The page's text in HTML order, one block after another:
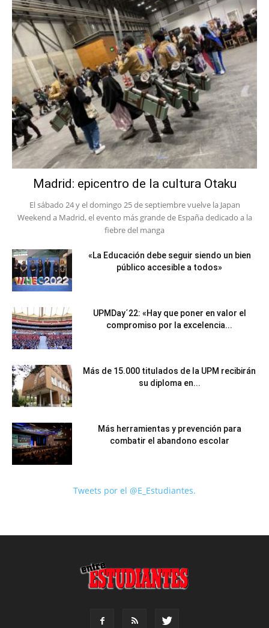
Madrid: epicentro de la cultura Otaku
El sábado 24 y el domingo 25 de septiembre vuelve la Japan
Weekend a Madrid, el evento más grande de España dedicado a la
fiebre del manga
«La Educación debe seguir siendo un bien
público accesible a todos»
UPMDay´22: «Hay que poner en valor el
compromiso por la excelencia...
Más de 15.000 titulados de la UPM recibirán
su diploma en...
Más herramientas y prevención para
combatir el abandono escolar
Tweets por el @E_Estudiantes.